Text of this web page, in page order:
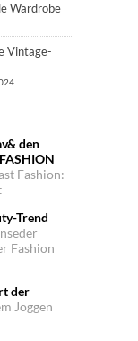
Wardrobe
Vintage-
den
Fashion:
Trend
Fashion
der
Joggen